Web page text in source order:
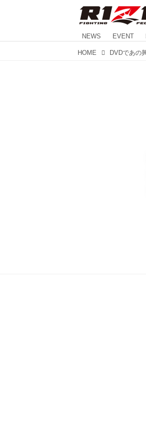
NEWS EVENT
HOME